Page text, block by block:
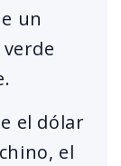
un
el dólar
el